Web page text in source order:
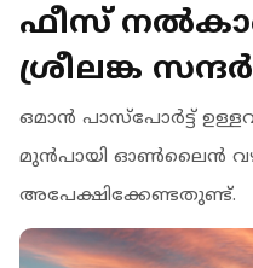
ഫീസ്
ശ്രീലങ്ക
ഒമാൻ പാസ്‌പോർട്ട്
മുൻപായി ഓൺലൈൻ
അപേക്ഷിക്കേണ്ടതുണ്ട്.